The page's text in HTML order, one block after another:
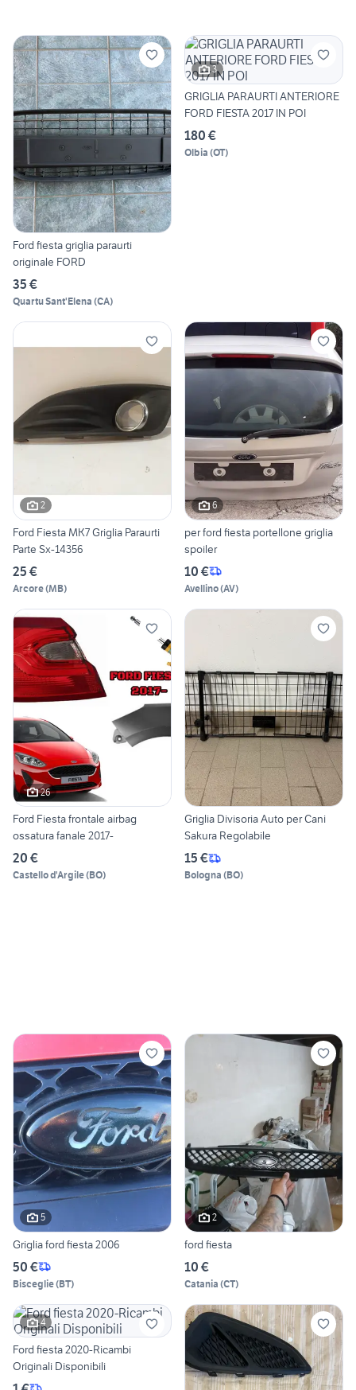
Ford fiesta griglia paraurti
originale FORD
35 €
Quartu Sant'Elena (CA)
3
GRIGLIA PARAURTI ANTERIORE
FORD FIESTA 2017 IN POI
180 €
Olbia (OT)
2
Ford Fiesta MK7 Griglia Paraurti
Parte Sx-14356
25 €
Arcore(MB)
6
per ford fiesta portellone griglia
spoiler
10 €
Avellino(AV)
26
Ford Fiesta frontale airbag
ossatura fanale 2017-
20 €
Castello d'Argile(BO)
Griglia Divisoria Auto per Cani
Sakura Regolabile
15 €
Bologna (BO)
5
Griglia ford fiesta 2006
50 €
Bisceglie(BT)
2
ford fiesta
10 €
Catania (CT)
4
Ford fiesta 2020-Ricambi
Originali Disponibili